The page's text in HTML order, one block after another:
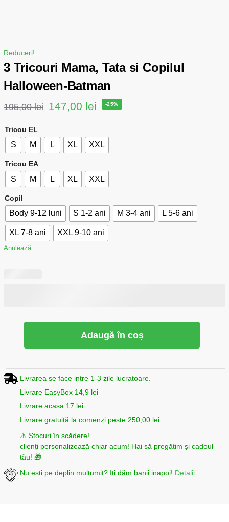
Reduceri!
3 Tricouri Mama, Tata si Copilul
Halloween-Batman
195,00lei 147,00 lei -25%
Tricou EL
S M L XL XXL
Tricou EA
S M L XL XXL
Copil
Body 9-12 luni S 1-2 ani M 3-4 ani L 5-6 ani
XL 7-8 ani XXL 9-10 ani
Anulează
Adaugă în coș
Livrarea se face intre 1-3 zile lucratoare.
Livrare EasyBox 14,9 lei
Livrare acasa 17 lei
Livrare gratuită la comenzi peste 250,00 lei
⚠️ Stocuri în scădere!
clienți personalizează chiar acum! Hai să pregătim și cadoul
tău! 🎁
Nu esti pe deplin multumit? Iti dăm banii inapoi! Detalii…